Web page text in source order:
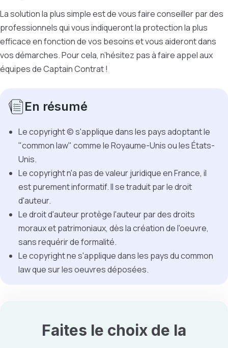
La solution la plus simple est de vous faire conseiller par des
professionnels qui vous indiqueront la protection la plus
efficace en fonction de vos besoins et vous aideront dans
vos démarches. Pour cela, n’hésitez pas à faire appel aux
équipes de Captain Contrat !
En résumé
Le copyright © s'applique dans les pays adoptant le
"common law" comme le Royaume-Unis ou les États-
Unis.
Le copyright n'a pas de valeur juridique en France, il
est purement informatif. Il se traduit par le droit
d'auteur.
Le droit d'auteur protège l'auteur par des droits
moraux et patrimoniaux, dès la création de l'oeuvre,
sans requérir de formalité.
Le copyright ne s'applique dans les pays du common
law que sur les oeuvres déposées.
Faites le choix de la